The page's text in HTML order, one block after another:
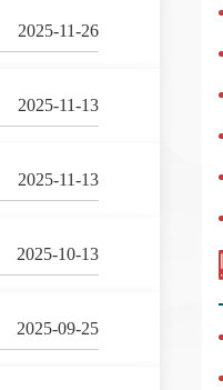
2025-11-26
2025-11-13
2025-11-13
2025-10-13
2025-09-25